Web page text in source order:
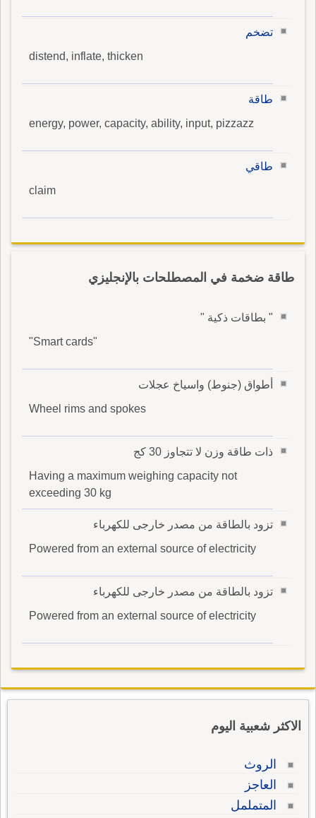
تضخم
distend, inflate, thicken
طاقة
energy, power, capacity, ability, input, pizzazz
طاقي
claim
طاقة ضخمة في المصطلحات بالإنجليزي
" بطاقات ذكية "
"Smart cards"
أطواق (جنوط) واسياخ عجلات
Wheel rims and spokes
ذات طاقة وزن لا تتجاوز 30 كج
Having a maximum weighing capacity not
exceeding 30 kg
تزود بالطاقة من مصدر خارجى للكهرباء
Powered from an external source of electricity
تزود بالطاقة من مصدر خارجى للكهرباء
Powered from an external source of electricity
الاكثر شعبية اليوم
الروث
العاجز
المتململ